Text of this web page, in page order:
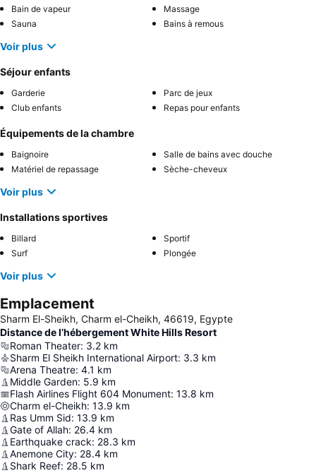
Bain de vapeur
Massage
Sauna
Bains à remous
Voir plus
Séjour enfants
Garderie
Parc de jeux
Club enfants
Repas pour enfants
Équipements de la chambre
Baignoire
Salle de bains avec douche
Matériel de repassage
Sèche-cheveux
Voir plus
Installations sportives
Billard
Sportif
Surf
Plongée
Voir plus
Emplacement
Sharm El-Sheikh, Charm el-Cheikh, 46619, Egypte
Distance de l’hébergement White Hills Resort
Roman Theater: 3.2 km
Sharm El Sheikh International Airport: 3.3 km
Arena Theatre: 4.1 km
Middle Garden: 5.9 km
Flash Airlines Flight 604 Monument: 13.8 km
Charm el-Cheikh: 13.9 km
Ras Umm Sid: 13.9 km
Gate of Allah: 26.4 km
Earthquake crack: 28.3 km
Anemone City: 28.4 km
Shark Reef: 28.5 km